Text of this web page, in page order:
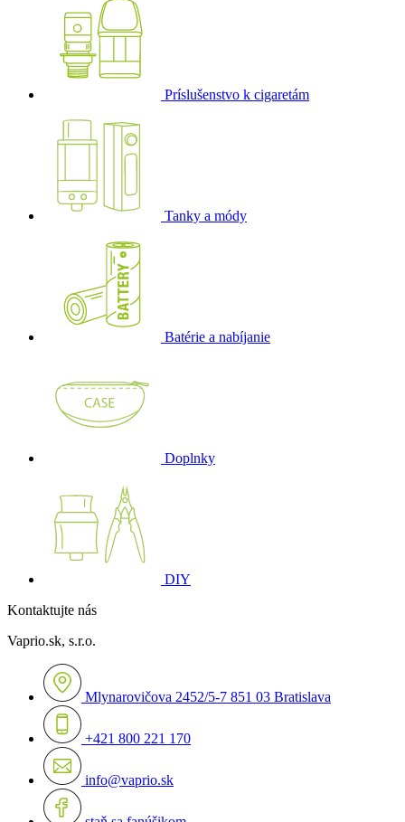
Príslušenstvo k cigaretám
Tanky a módy
Batérie a nabíjanie
Doplnky
DIY
Kontaktujte nás
Vaprio.sk, s.r.o.
Mlynarovičova 2452/5-7 851 03 Bratislava
+421 800 221 170
info@vaprio.sk